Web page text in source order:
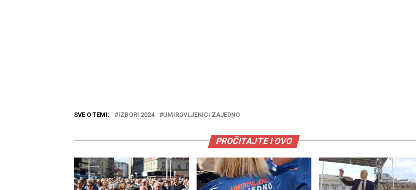
SVE O TEMI: IZBORI 2024 UMIROVLJENICI ZAJEDNO
PROČITAJTE I OVO